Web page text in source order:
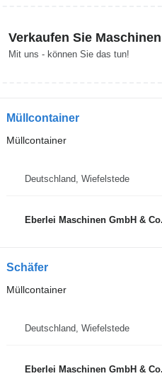
Verkaufen Sie
Mit uns - können Sie das tun!
Müllcontainer
Müllcontainer
Deutschland, Wiefelstede
Eberlei Maschinen GmbH &
Schäfer
Müllcontainer
Deutschland, Wiefelstede
Eberlei Maschinen GmbH &